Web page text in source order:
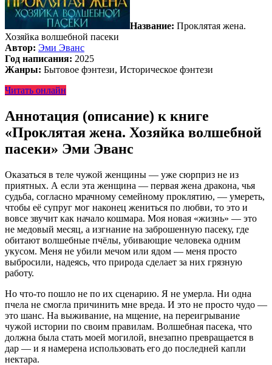
Название: Проклятая жена.
Хозяйка волшебной пасеки
Автор: Эми Эванс
Год написания: 2025
Жанры: Бытовое фэнтези, Историческое фэнтези
Читать онлайн
Аннотация (описание) к книге
«Проклятая жена. Хозяйка волшебной
пасеки» Эми Эванс
Оказаться в теле чужой женщины — уже сюрприз не из
приятных. А если эта женщина — первая жена дракона, чья
судьба, согласно мрачному семейному проклятию, — умереть,
чтобы её супруг мог наконец жениться по любви, то это и
вовсе звучит как начало кошмара. Моя новая «жизнь» — это
не медовый месяц, а изгнание на заброшенную пасеку, где
обитают волшебные пчёлы, убивающие человека одним
укусом. Меня не убили мечом или ядом — меня просто
выбросили, надеясь, что природа сделает за них грязную
работу.
Но что-то пошло не по их сценарию. Я не умерла. Ни одна
пчела не смогла причинить мне вреда. И это не просто чудо —
это шанс. На выживание, на мщение, на переигрывание
чужой истории по своим правилам. Волшебная пасека, что
должна была стать моей могилой, внезапно превращается в
дар — и я намерена использовать его до последней капли
нектара.